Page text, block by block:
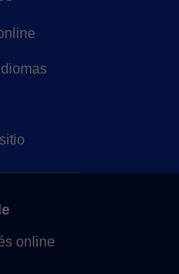
online